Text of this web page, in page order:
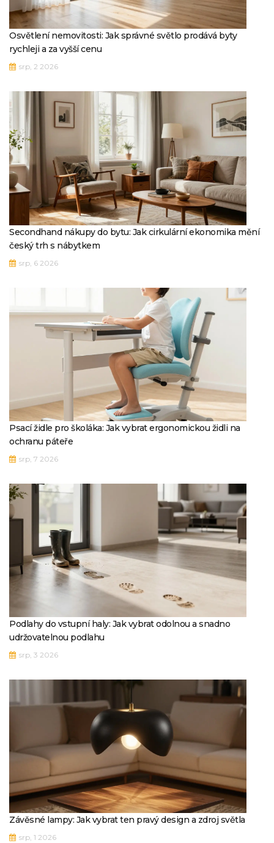
Osvětlení nemovitosti: Jak správné světlo prodává byty
rychleji a za vyšší cenu
srp, 2 2026
Secondhand nákupy do bytu: Jak cirkulární ekonomika mění
český trh s nábytkem
srp, 6 2026
Psací židle pro školáka: Jak vybrat ergonomickou židli na
ochranu páteře
srp, 7 2026
Podlahy do vstupní haly: Jak vybrat odolnou a snadno
udržovatelnou podlahu
srp, 3 2026
Závěsné lampy: Jak vybrat ten pravý design a zdroj světla
srp, 1 2026